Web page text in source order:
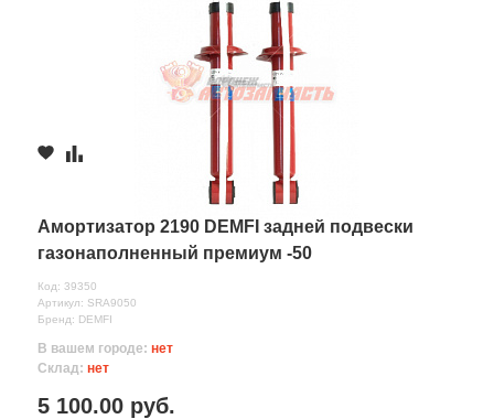
Амортизатор 2190 DEMFI задней подвески
газонаполненный премиум -50
Код: 39350
Артикул: SRA9050
Бренд: DEMFI
В вашем городе: нет
Склад: нет
5 100.00 руб.